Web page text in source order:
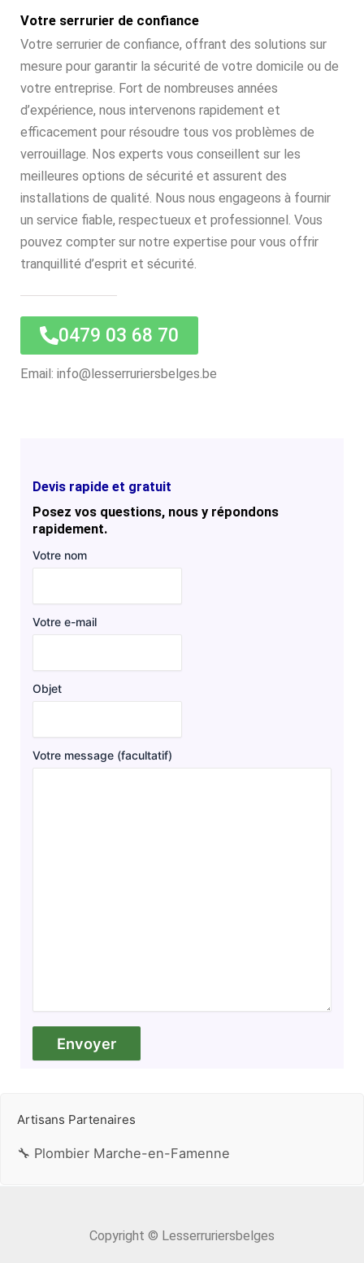
Votre serrurier de confiance
Votre serrurier de confiance, offrant des solutions sur
mesure pour garantir la sécurité de votre domicile ou de
votre entreprise. Fort de nombreuses années
d’expérience, nous intervenons rapidement et
efficacement pour résoudre tous vos problèmes de
verrouillage. Nos experts vous conseillent sur les
meilleures options de sécurité et assurent des
installations de qualité. Nous nous engageons à fournir
un service fiable, respectueux et professionnel. Vous
pouvez compter sur notre expertise pour vous offrir
tranquillité d’esprit et sécurité.
0479 03 68 70
Email: info@lesserruriersbelges.be
Devis rapide et gratuit
Posez vos questions, nous y répondons
rapidement.
Votre nom
Votre e-mail
Objet
Votre message (facultatif)
Artisans Partenaires
🔧 Plombier Marche-en-Famenne
Copyright © Lesserruriersbelges